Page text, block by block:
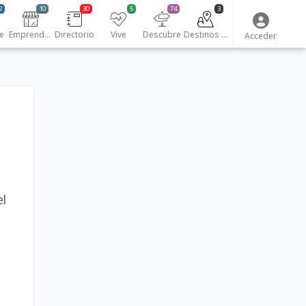
Emprendedores
10
Directorio
30
Vive
5
Descubre
74
Destinos turísticos
3
Acceder